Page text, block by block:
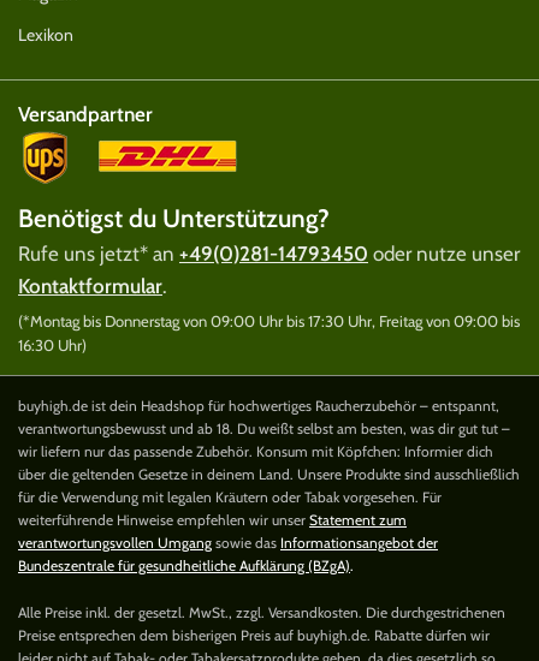
Lexikon
Versandpartner
Benötigst du Unterstützung?
Rufe uns jetzt* an +49(0)281-14793450 oder nutze unser
Kontaktformular.
(*Montag bis Donnerstag von 09:00 Uhr bis 17:30 Uhr, Freitag von 09:00 bis
16:30 Uhr)
buyhigh.de ist dein Headshop für hochwertiges Raucherzubehör – entspannt,
verantwortungsbewusst und ab 18. Du weißt selbst am besten, was dir gut tut –
wir liefern nur das passende Zubehör. Konsum mit Köpfchen: Informier dich
über die geltenden Gesetze in deinem Land. Unsere Produkte sind ausschließlich
für die Verwendung mit legalen Kräutern oder Tabak vorgesehen. Für
weiterführende Hinweise empfehlen wir unser Statement zum
verantwortungsvollen Umgang sowie das Informationsangebot der
Bundeszentrale für gesundheitliche Aufklärung (BZgA).
Alle Preise inkl. der gesetzl. MwSt., zzgl. Versandkosten. Die durchgestrichenen
Preise entsprechen dem bisherigen Preis auf buyhigh.de. Rabatte dürfen wir